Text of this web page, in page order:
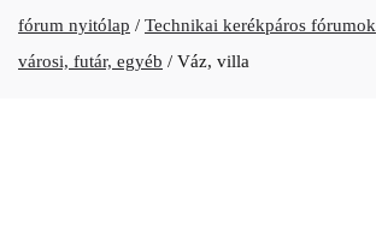
fórum nyitólap / Technikai kerékpáros fórumok
városi, futár, egyéb / Váz, villa